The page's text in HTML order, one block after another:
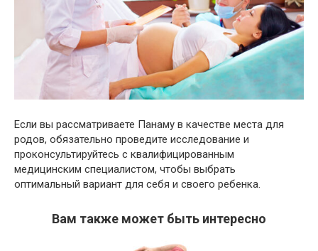
Если вы рассматриваете Панаму в качестве места для
родов, обязательно проведите исследование и
проконсультируйтесь с квалифицированным
медицинским специалистом, чтобы выбрать
оптимальный вариант для себя и своего ребенка.
Вам также может быть интересно